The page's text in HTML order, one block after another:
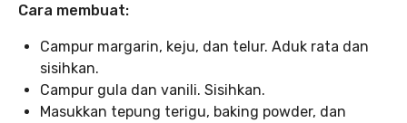
Cara membuat:
Campur margarin, keju, dan telur. Aduk rata dan
sisihkan.
Campur gula dan vanili. Sisihkan.
Masukkan tepung terigu, baking powder, dan